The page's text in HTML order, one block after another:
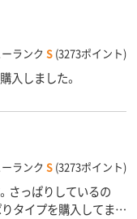
ランク S (3273ポイント)
入しました。
ランク S (3273ポイント)
さっぱりしているの
タイプを購入してま